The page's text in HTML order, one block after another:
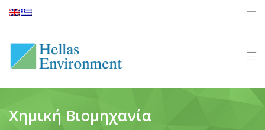
Χημική Βιομηχανία